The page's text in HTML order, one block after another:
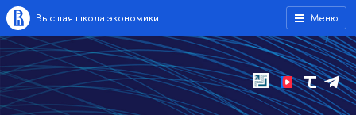
Меню
Высшая школа экономики